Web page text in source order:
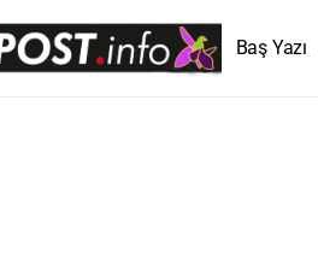
Baş Yazı